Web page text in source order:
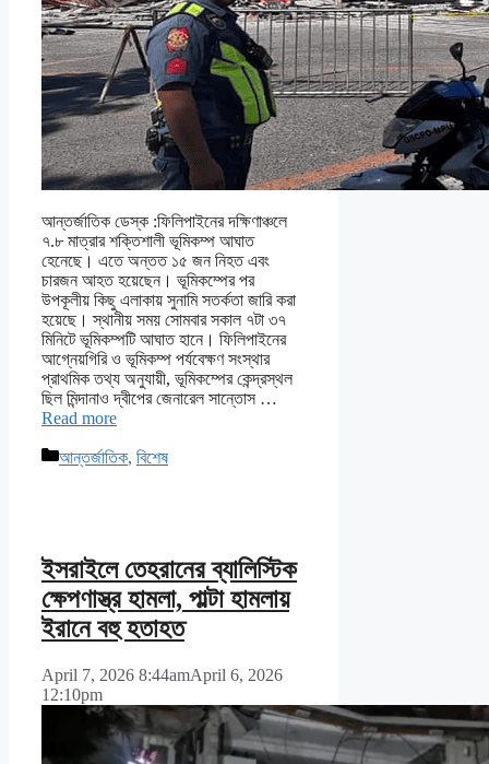
আন্তর্জাতিক ডেস্ক :ফিলিপাইনের দক্ষিণাঞ্চলে
৭.৮ মাত্রার শক্তিশালী ভূমিকম্প আঘাত
হেনেছে। এতে অন্তত ১৫ জন নিহত এবং
চারজন আহত হয়েছেন। ভূমিকম্পের পর
উপকূলীয় কিছু এলাকায় সুনামি সতর্কতা জারি করা
হয়েছে। স্থানীয় সময় সোমবার সকাল ৭টা ৩৭
মিনিটে ভূমিকম্পটি আঘাত হানে। ফিলিপাইনের
আগ্নেয়গিরি ও ভূমিকম্প পর্যবেক্ষণ সংস্থার
প্রাথমিক তথ্য অনুযায়ী, ভূমিকম্পের কেন্দ্রস্থল
ছিল মিন্দানাও দ্বীপের জেনারেল সান্তোস …
Read more
Categories
আন্তর্জাতিক, বিশেষ
ইসরাইলে তেহরানের ব্যালিস্টিক
ক্ষেপণাস্ত্র হামলা, পাল্টা হামলায়
ইরানে বহু হতাহত
April 7, 2026 8:44amApril 6, 2026
12:10pm